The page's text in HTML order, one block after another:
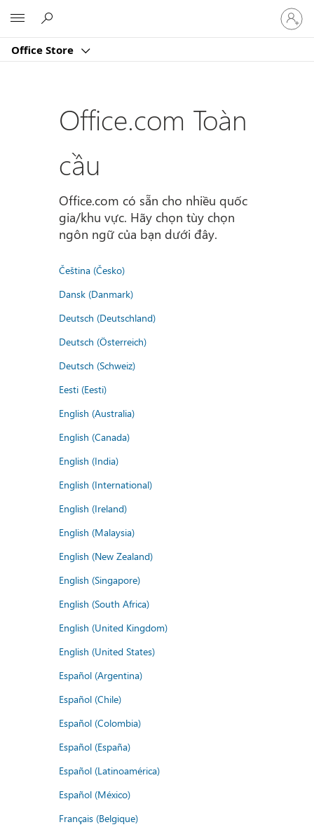
Office Store
Đăng
nhập
tài
của
Office.com Toàn
cầu
Office.com có sẵn cho nhiều quốc
gia/khu vực. Hãy chọn tùy chọn
ngôn ngữ của bạn dưới đây.
Čeština (Česko)
Dansk (Danmark)
Deutsch (Deutschland)
Deutsch (Österreich)
Deutsch (Schweiz)
Eesti (Eesti)
English (Australia)
English (Canada)
English (India)
English (International)
English (Ireland)
English (Malaysia)
English (New Zealand)
English (Singapore)
English (South Africa)
English (United Kingdom)
English (United States)
Español (Argentina)
Español (Chile)
Español (Colombia)
Español (España)
Español (Latinoamérica)
Español (México)
Français (Belgique)